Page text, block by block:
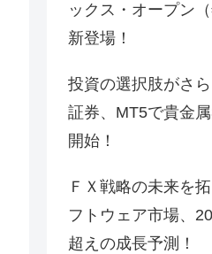
ックス・オープン
新登場！
投資の選択肢がさ
証券、MT5で貴金
開始！
ＦＸ戦略の未来を
フトウェア市場、
超えの成長予測！